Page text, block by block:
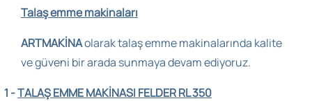
Talaş emme makinaları
ARTMAKİNAolarak talaş emme makinalarında kalite
ve güveni bir arada sunmaya devam ediyoruz.
1 -TALAŞ EMME MAKİNASI FELDER RL 350